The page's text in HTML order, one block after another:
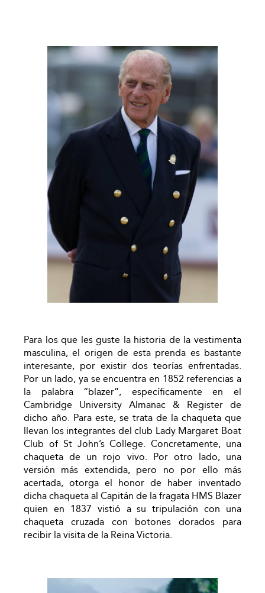
Para los que les guste la historia de la vestimenta
masculina, el origen de esta prenda es bastante
interesante, por existir dos teorías enfrentadas.
Por un lado, ya se encuentra en 1852 referencias a
la palabra “blazer”, específicamente en el
Cambridge University Almanac & Register de
dicho año. Para este, se trata de la chaqueta que
llevan los integrantes del club Lady Margaret Boat
Club of St John’s College. Concretamente, una
chaqueta de un rojo vivo. Por otro lado, una
versión más extendida, pero no por ello más
acertada, otorga el honor de haber inventado
dicha chaqueta al Capitán de la fragata HMS Blazer
quien en 1837 vistió a su tripulación con una
chaqueta cruzada con botones dorados para
recibir la visita de la Reina Victoria.